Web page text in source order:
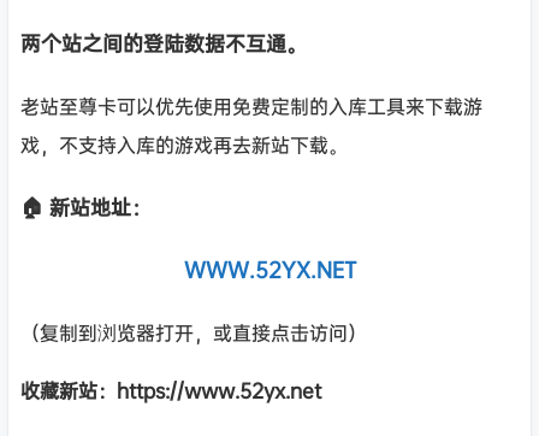
两个站之间的登陆数据不互通。
老站至尊卡可以优先使用免费定制的入库工具来下载游
戏，不支持入库的游戏再去新站下载。
🏠 新站地址：
WWW.52YX.NET
（复制到浏览器打开，或直接点击访问）
收藏新站：https://www.52yx.net